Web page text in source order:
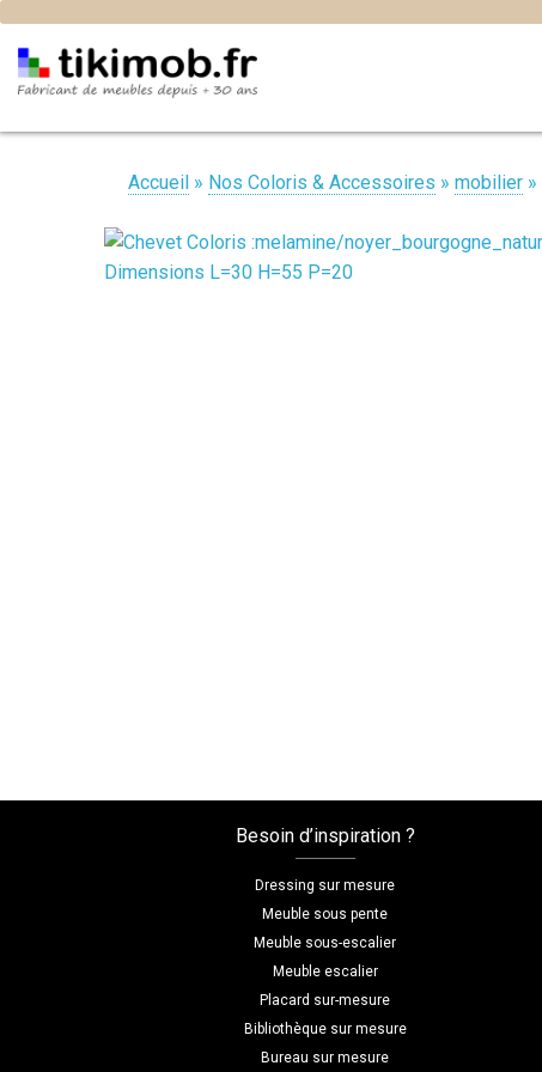
Accueil » Nos Coloris & Accessoires » mobilier »
Besoin d’inspiration ?
Dressing sur mesure
Meuble sous pente
Meuble sous-escalier
Meuble escalier
Placard sur-mesure
Bibliothèque sur mesure
Bureau sur mesure